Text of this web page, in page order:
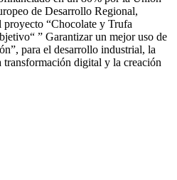
de Desarrollo Regional,
“Chocolate y Trufa
” Garantizar un mejor uso de
para el desarrollo industrial, la
digital y la creación